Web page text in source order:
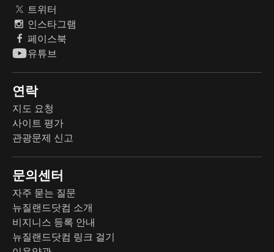
트위터
인스타그램
페이스북
유튜브
연락
지도 요청
사이트 평가
관광문제 신고
문의센터
자주 묻는 질문
뉴질랜드닷컴 소개
비지니스 등록 안내
뉴질랜드닷컴 링크 걸기